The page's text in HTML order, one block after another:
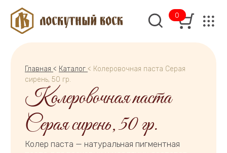
Главная
Колеровочная паста
Серая сирень, 50 гр.
Колер паста — натуральная пигментная
паста для восковых и масляных составов.